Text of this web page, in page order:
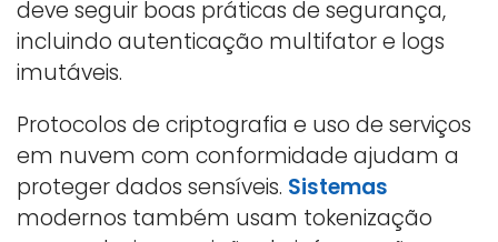
deve seguir boas práticas de segurança,
incluindo autenticação multifator e logs
imutáveis.
Protocolos de criptografia e uso de serviços
em nuvem com conformidade ajudam a
proteger dados sensíveis. Sistemas
modernos também usam tokenização